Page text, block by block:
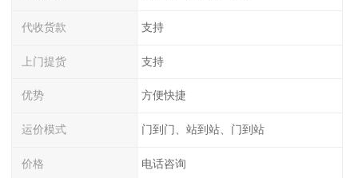
代收货款 支持
上门提货 支持
优势 方便快捷
运价模式 门到门、站到站、门到站
价格 电话咨询